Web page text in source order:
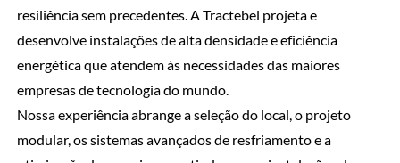
resiliência sem precedentes. A Tractebel projeta e
desenvolve instalações de alta densidade e eficiência
energética que atendem às necessidades das maiores
empresas de tecnologia do mundo.
Nossa experiência abrange a seleção do local, o projeto
modular, os sistemas avançados de resfriamento e a